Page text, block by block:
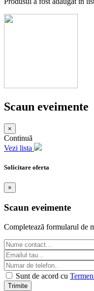
Scaun eveimente
×
Continuă
Vezi lista
Solicitare oferta
×
Scaun eveimente
Completează formularul de
Sunt de acord cu
Trimite